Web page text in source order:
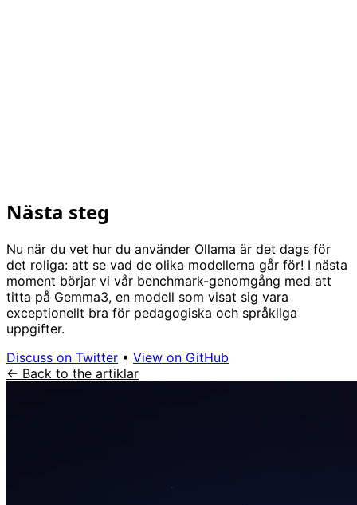
Nästa steg
Nu när du vet hur du använder Ollama är det dags för
det roliga: att se vad de olika modellerna går för! I nästa
moment börjar vi vår benchmark-genomgång med att
titta på Gemma3, en modell som visat sig vara
exceptionellt bra för pedagogiska och språkliga
uppgifter.
Discuss on Twitter • View on GitHub
← Back to the artiklar